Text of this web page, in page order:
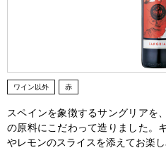
ワイン以外 赤
スペインを象徴するサングリアを
の原料にこだわって造りました。
やレモンのスライスを添えてお楽し